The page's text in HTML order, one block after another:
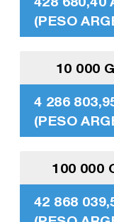
(PESO
10 000
4 286
(PESO
100 000
42 868